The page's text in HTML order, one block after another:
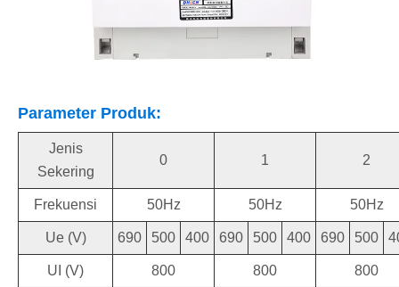
Parameter Produk:
Jenis
Sekering
0 1 2
Frekuensi 50Hz 50Hz 50Hz
Ue (V) 690 500 400 690 500 400 690 500
UI (V) 800 800 800